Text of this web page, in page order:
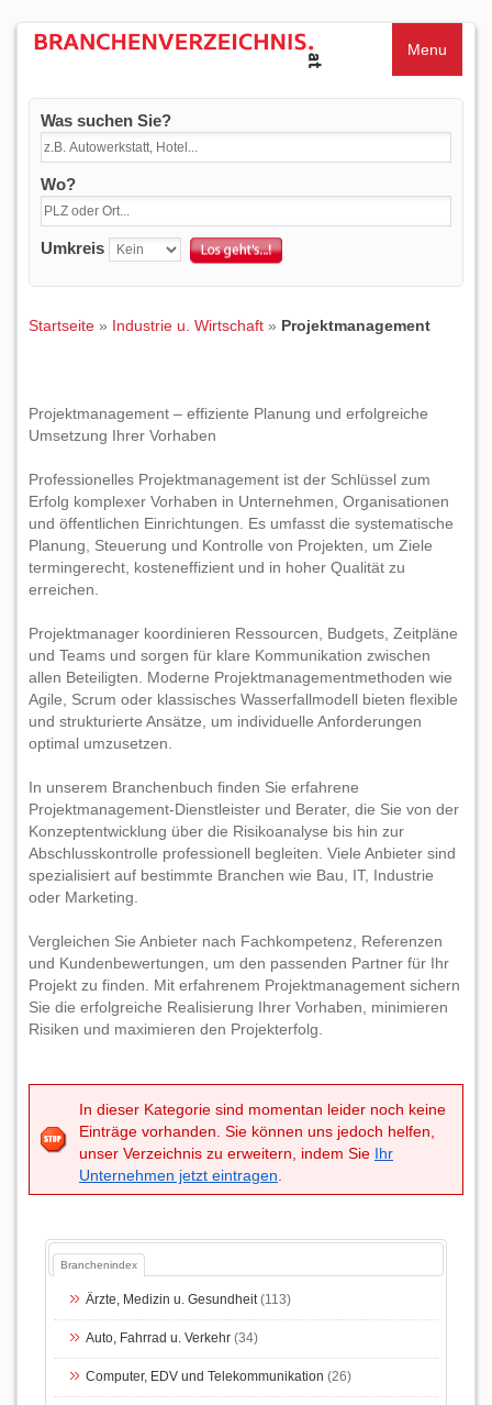
Menu
Was suchen Sie?
Wo?
Umkreis
Startseite » Industrie u. Wirtschaft » Projektmanagement
Projektmanagement – effiziente Planung und erfolgreiche
Umsetzung Ihrer Vorhaben
Professionelles Projektmanagement ist der Schlüssel zum
Erfolg komplexer Vorhaben in Unternehmen, Organisationen
und öffentlichen Einrichtungen. Es umfasst die systematische
Planung, Steuerung und Kontrolle von Projekten, um Ziele
termingerecht, kosteneffizient und in hoher Qualität zu
erreichen.
Projektmanager koordinieren Ressourcen, Budgets, Zeitpläne
und Teams und sorgen für klare Kommunikation zwischen
allen Beteiligten. Moderne Projektmanagementmethoden wie
Agile, Scrum oder klassisches Wasserfallmodell bieten flexible
und strukturierte Ansätze, um individuelle Anforderungen
optimal umzusetzen.
In unserem Branchenbuch finden Sie erfahrene
Projektmanagement-Dienstleister und Berater, die Sie von der
Konzeptentwicklung über die Risikoanalyse bis hin zur
Abschlusskontrolle professionell begleiten. Viele Anbieter sind
spezialisiert auf bestimmte Branchen wie Bau, IT, Industrie
oder Marketing.
Vergleichen Sie Anbieter nach Fachkompetenz, Referenzen
und Kundenbewertungen, um den passenden Partner für Ihr
Projekt zu finden. Mit erfahrenem Projektmanagement sichern
Sie die erfolgreiche Realisierung Ihrer Vorhaben, minimieren
Risiken und maximieren den Projekterfolg.
In dieser Kategorie sind momentan leider noch keine
Einträge vorhanden. Sie können uns jedoch helfen,
unser Verzeichnis zu erweitern, indem Sie Ihr
Unternehmen jetzt eintragen
Branchenindex
Ärzte, Medizin u. Gesundheit(113)
Auto, Fahrrad u. Verkehr (34)
Computer, EDV und Telekommunikation (26)